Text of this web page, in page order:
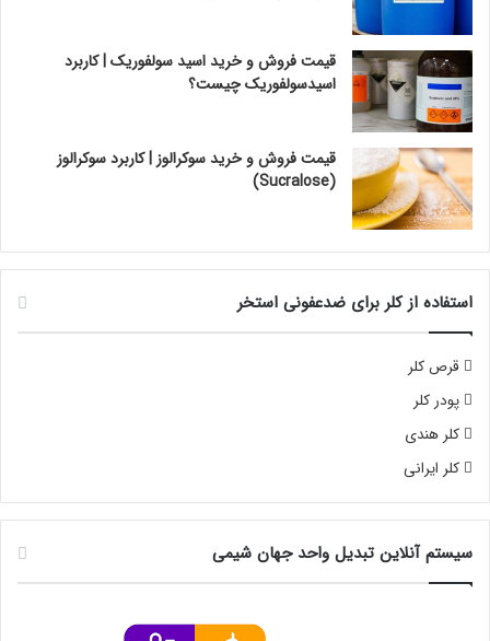
قیمت فروش و خرید اسید سولفوریک | کاربرد
اسیدسولفوریک چیست؟
قیمت فروش و خرید سوکرالوز | کاربرد سوکرالوز
(Sucralose)
استفاده از کلر برای ضدعفونی استخر
قرص کلر
پودر کلر
کلر هندی
کلر ایرانی
سیستم آنلاین تبدیل واحد جهان شیمی